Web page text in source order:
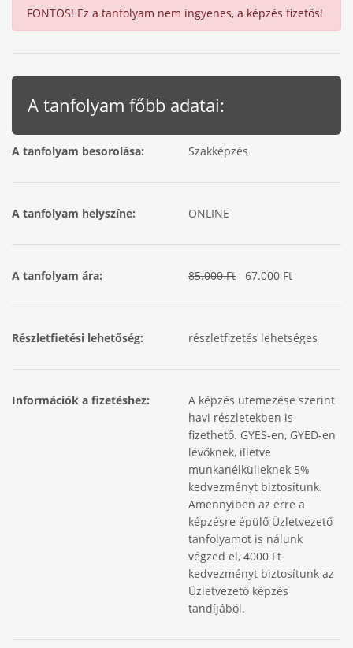
FONTOS! Ez a tanfolyam nem ingyenes, a képzés fizetős!
A tanfolyam főbb adatai:
A tanfolyam besorolása: Szakképzés
A tanfolyam helyszíne: ONLINE
A tanfolyam ára: 85.000 Ft 67.000 Ft
Részletfietési lehetőség: részletfizetés lehetséges
Információk a fizetéshez:
A képzés ütemezése szerint
havi részletekben is
fizethető. GYES-en, GYED-en
lévőknek, illetve
munkanélkülieknek 5%
kedvezményt biztosítunk.
Amennyiben az erre a
képzésre épülő Üzletvezető
tanfolyamot is nálunk
végzed el, 4000 Ft
kedvezményt biztosítunk az
Üzletvezető képzés
tandíjából.